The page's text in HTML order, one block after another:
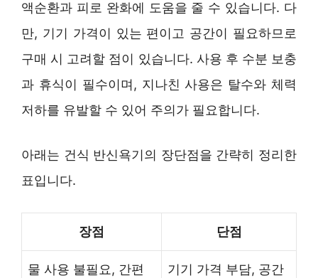
액순환과 피로 완화에 도움을 줄 수 있습니다. 다
만, 기기 가격이 있는 편이고 공간이 필요하므로
구매 시 고려할 점이 있습니다. 사용 후 수분 보충
과 휴식이 필수이며, 지나친 사용은 탈수와 체력
저하를 유발할 수 있어 주의가 필요합니다.
아래는 건식 반신욕기의 장단점을 간략히 정리한
표입니다.
장점 단점
물 사용 불필요, 간편
기기 가격 부담, 공간